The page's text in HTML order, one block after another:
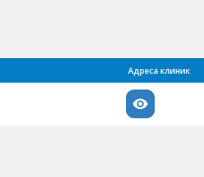
Адреса клиник